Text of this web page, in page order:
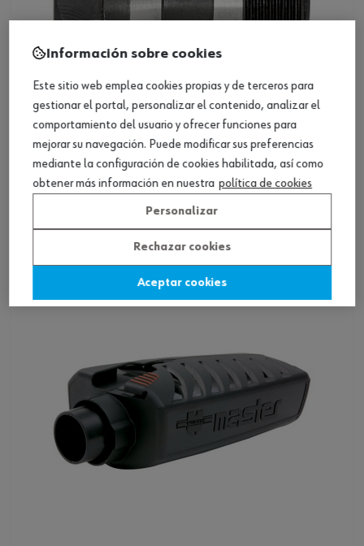
ref.:0702520007
DDU MORDAZAS SUJECION 6 MM DE FLEXI
Loading...
Ver producto
Información sobre cookies
Este sitio web emplea cookies propias y de terceros para
gestionar el portal, personalizar el contenido, analizar el
comportamiento del usuario y ofrecer funciones para
mejorar su navegación. Puede modificar sus preferencias
mediante la configuración de cookies habilitada, así como
obtener más información en nuestra política de cookies
Personalizar
Rechazar cookies
Aceptar cookies